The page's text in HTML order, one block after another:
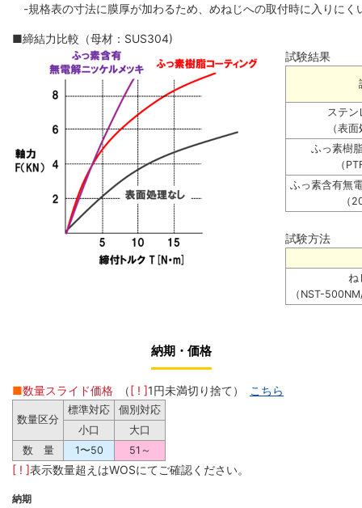
-規格表の寸法に膜厚が加わるため、めねじへの取付時に入りにく
■締結力比較（母材：SUS304)
試験結果
ステ
（表
ふっ素樹
（
ふっ素含有無
（
試験方法
ね
（NST-
納期・価格
■数量スライド価格 （[ ! ]1円未満切り捨て） こちら
数量区分
標準対応
個別対応
小口
大口
数 量
1〜50 51～
[ ! ]表示数量超えはWOSにてご確認ください。
納期